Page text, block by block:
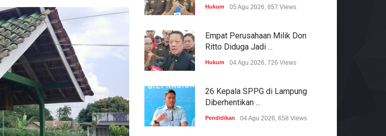
Hukum 05 Agu 2026, 857 Views
Empat Perusahaan Milik Don
Ritto Diduga Jadi ...
Hukum 04 Agu 2026, 726 Views
26 Kepala SPPG di Lampung
Diberhentikan ...
Pendidikan 04 Agu 2026, 658 Views